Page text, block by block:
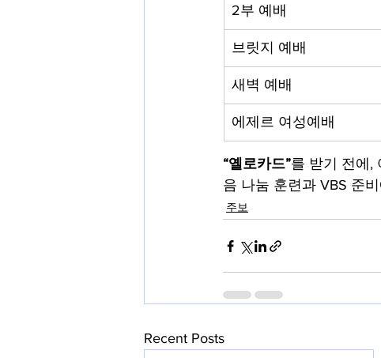
2부 예배
브릿지 예배
새벽 예배
에제르 여성예배
“옐로카드”를 받기 전에,
음 나눔 훈련과 VBS 준
주보
Recent Posts